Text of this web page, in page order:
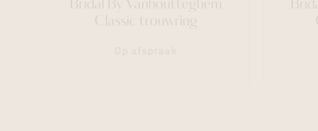
Bridal By Vanhoutteghem
Classic trouwring